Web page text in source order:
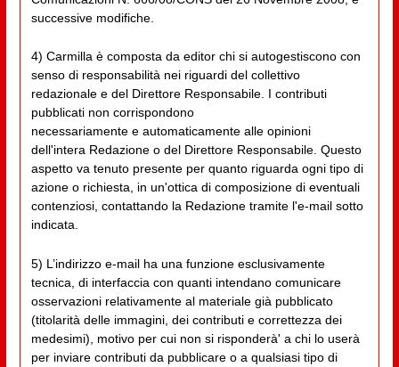
successive modifiche.
4) Carmilla è composta da editor chi si autogestiscono con
senso di responsabilità nei riguardi del collettivo
redazionale e del Direttore Responsabile. I contributi
pubblicati non corrispondono
necessariamente e automaticamente alle opinioni
dell'intera Redazione o del Direttore Responsabile. Questo
aspetto va tenuto presente per quanto riguarda ogni tipo di
azione o richiesta, in un'ottica di composizione di eventuali
contenziosi, contattando la Redazione tramite l'e-mail sotto
indicata.
5) L’indirizzo e-mail ha una funzione esclusivamente
tecnica, di interfaccia con quanti intendano comunicare
osservazioni relativamente al materiale già pubblicato
(titolarità delle immagini, dei contributi e correttezza dei
medesimi), motivo per cui non si risponderà' a chi lo userà
per inviare contributi da pubblicare o a qualsiasi tipo di